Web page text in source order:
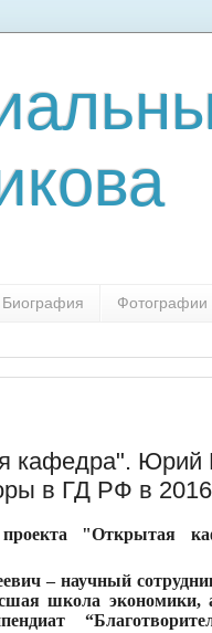
Биография Фотографии
кафедра".
в ГД РФ в 2016
"Открытая
– научный
школа экономики,